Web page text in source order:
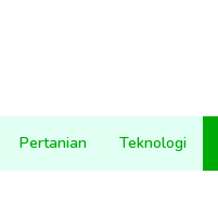
Pertanian Teknologi